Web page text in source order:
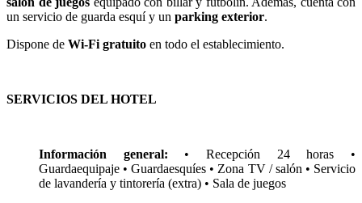
un servicio de guarda esquí y un parking exterior.
Dispone de Wi-Fi gratuito en todo el establecimiento.
SERVICIOS DEL HOTEL
Información general: • Recepción 24 horas •
Guardaequipaje • Guardaesquíes • Zona TV / salón • Servicio
de lavandería y tintorería (extra) • Sala de juegos